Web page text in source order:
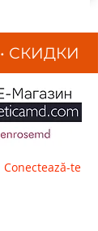
• СКИДКИ
Conectează-te